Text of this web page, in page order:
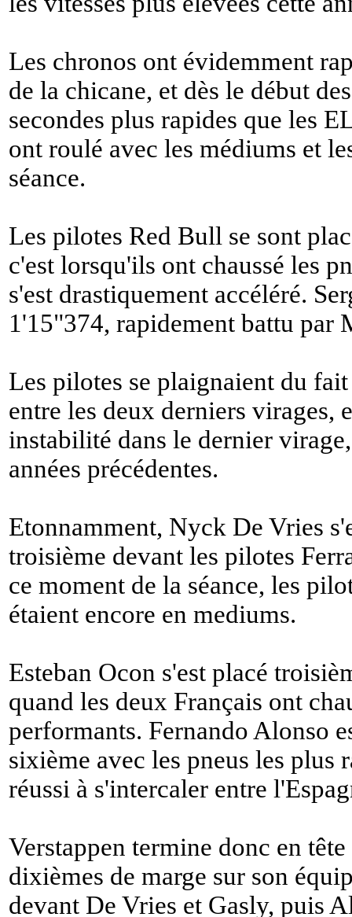
Les chronos ont évidemment
de la chicane, et dès le début
secondes plus rapides que les
ont roulé avec les médiums et
séance.
Les pilotes Red Bull se sont
c'est lorsqu'ils ont chaussé les
s'est drastiquement accéléré.
1'15"374, rapidement battu par
Les pilotes se plaignaient du
entre les deux derniers virages,
instabilité dans le dernier
années précédentes.
Etonnamment, Nyck De Vries
troisième devant les pilotes
ce moment de la séance, les
étaient encore en mediums.
Esteban Ocon s'est placé
quand les deux Français ont
performants. Fernando Alonso
sixième avec les pneus les plus
réussi à s'intercaler entre
Verstappen termine donc en
dixièmes de marge sur son
devant De Vries et Gasly, puis